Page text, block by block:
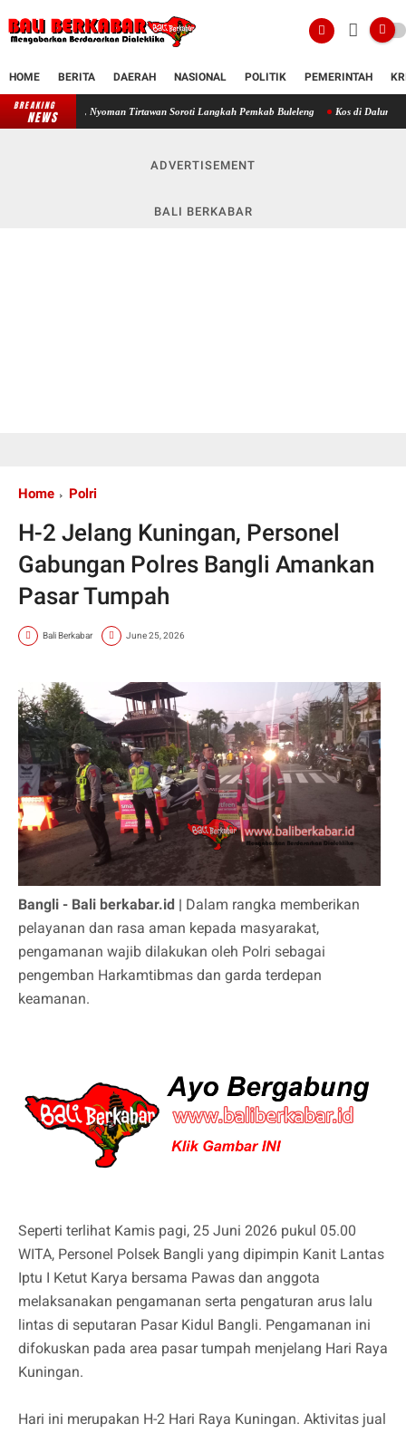
HOME BERITA DAERAH NASIONAL POLITIK PEMERINTAH
BREAKING
NEWS
Nyoman Tirtawan Soroti Langkah Pemkab Buleleng Kos di Dalung Jadi Tempat
ADVERTISEMENT
BALI BERKABAR
Home Polri
H-2 Jelang Kuningan, Personel
Gabungan Polres Bangli Amankan
Pasar Tumpah
Bali Berkabar June 25, 2026
Bangli - Bali berkabar.id | Dalam rangka memberikan
pelayanan dan rasa aman kepada masyarakat,
pengamanan wajib dilakukan oleh Polri sebagai
pengemban Harkamtibmas dan garda terdepan
keamanan.
Seperti terlihat Kamis pagi, 25 Juni 2026 pukul 05.00
WITA, Personel Polsek Bangli yang dipimpin Kanit Lantas
Iptu I Ketut Karya bersama Pawas dan anggota
melaksanakan pengamanan serta pengaturan arus lalu
lintas di seputaran Pasar Kidul Bangli. Pengamanan ini
difokuskan pada area pasar tumpah menjelang Hari Raya
Kuningan.
Hari ini merupakan H-2 Hari Raya Kuningan. Aktivitas jual